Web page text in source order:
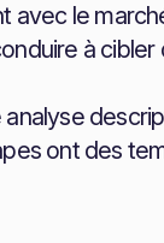
avec le
à
ont des